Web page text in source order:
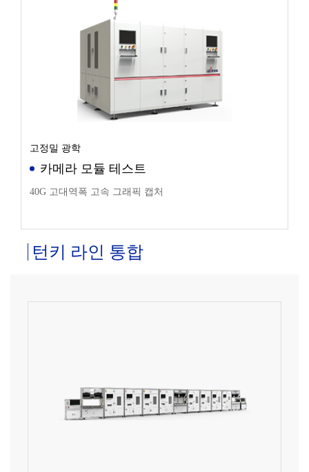
고정밀 광학
카메라 모듈 테스트
40G 고대역폭 고속 그래픽 캡처
턴키 라인 통합